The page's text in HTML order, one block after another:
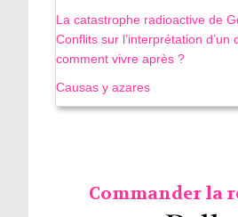
La catastrophe radioactive de
Conflits sur l’interprétation d’un
comment vivre après ?
Causas y azares
Commander la